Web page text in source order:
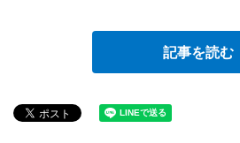
記事を読む